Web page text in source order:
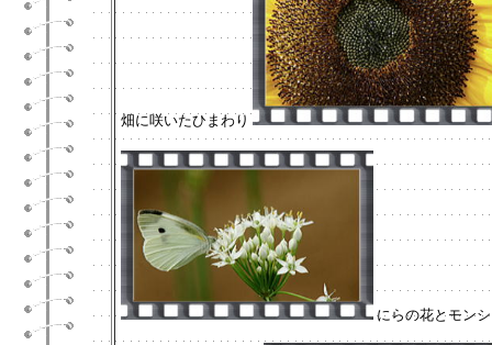
畑に咲いたひまわり
にらの花とモン